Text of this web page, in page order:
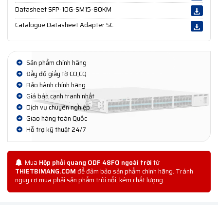
Datasheet SFP-10G-SM15-80KM
Catalogue Datasheet Adapter SC
Sản phẩm chính hãng
Đầy đủ giấy tờ CO,CQ
Bảo hành chính hãng
Giá bán cạnh tranh nhất
Dịch vụ chuyên nghiệp
Giao hàng toàn Quốc
Hỗ trợ kỹ thuật 24/7
Mua Hộp phối quang ODF 48FO ngoài trờitừ
THIETBIMANG.COMđể đảm bảo sản phẩm chính hãng. Tránh
nguy cơ mua phải sản phẩm trôi nổi, kém chất lượng.